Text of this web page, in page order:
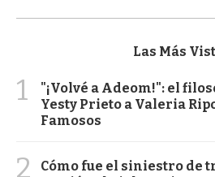
Las Más
1
"¡Volvé a Adeom!": el
Yesty Prieto a Valeria
Famosos
2
Cómo fue el siniestro de